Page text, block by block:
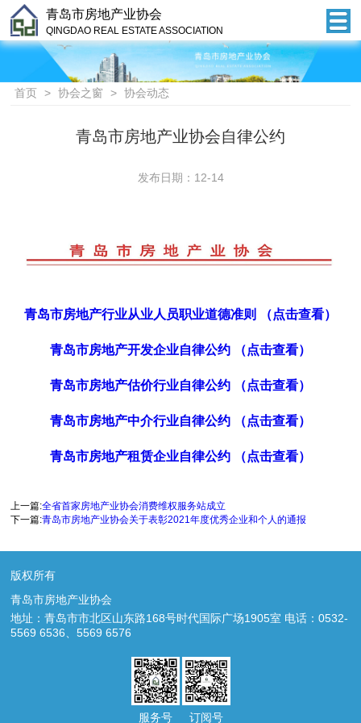
青岛市房地产业协会
QINGDAO REAL ESTATE ASSOCIATION
首页 > 协会之窗 > 协会动态
青岛市房地产业协会自律公约
发布日期：12-14
青岛市房地产行业从业人员职业道德准则 （点击查看）
青岛市房地产开发企业自律公约 （点击查看）
青岛市房地产估价行业自律公约 （点击查看）
青岛市房地产中介行业自律公约 （点击查看）
青岛市房地产租赁企业自律公约 （点击查看）
上一篇:全省首家房地产业协会消费维权服务站成立
下一篇:青岛市房地产业协会关于表彰2021年度优秀企业和个人的通报
版权所有
青岛市房地产业协会
地址：青岛市市北区山东路168号时代国际广场1905室 电话：0532-
5569 6536、5569 6576
服务号 订阅号